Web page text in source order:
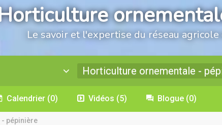
Le savoir et l'expertise du réseau
Horticulture ornementale -
Calendrier (0) Vidéos (5) Blogue (0)
pépinière